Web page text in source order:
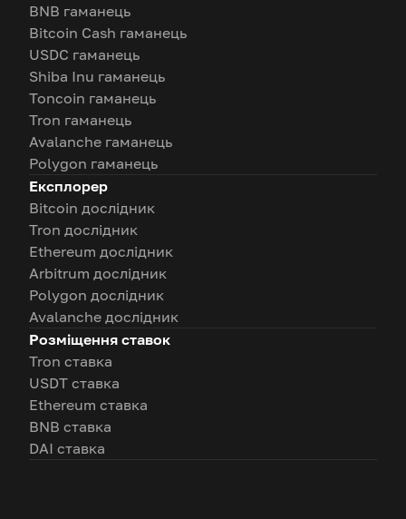
BNB гаманець
Bitcoin Cash гаманець
USDC гаманець
Shiba Inu гаманець
Toncoin гаманець
Tron гаманець
Avalanche гаманець
Polygon гаманець
Експлорер
Bitcoin дослідник
Tron дослідник
Ethereum дослідник
Arbitrum дослідник
Polygon дослідник
Avalanche дослідник
Розміщення ставок
Tron ставка
USDT ставка
Ethereum ставка
BNB ставка
DAI ставка